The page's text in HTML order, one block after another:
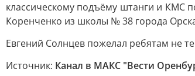
классическому подъёму штанги и КМС
Коренченко из школы № 38 города
Евгений Солнцев пожелал ребятам не
Источник: Канал в МАКС "Вести